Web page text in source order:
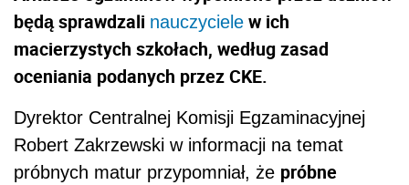
będą sprawdzali nauczyciele w ich
macierzystych szkołach, według zasad
oceniania podanych przez CKE.
Dyrektor Centralnej Komisji Egzaminacyjnej
Robert Zakrzewski w informacji na temat
próbnych matur przypomniał, że próbne